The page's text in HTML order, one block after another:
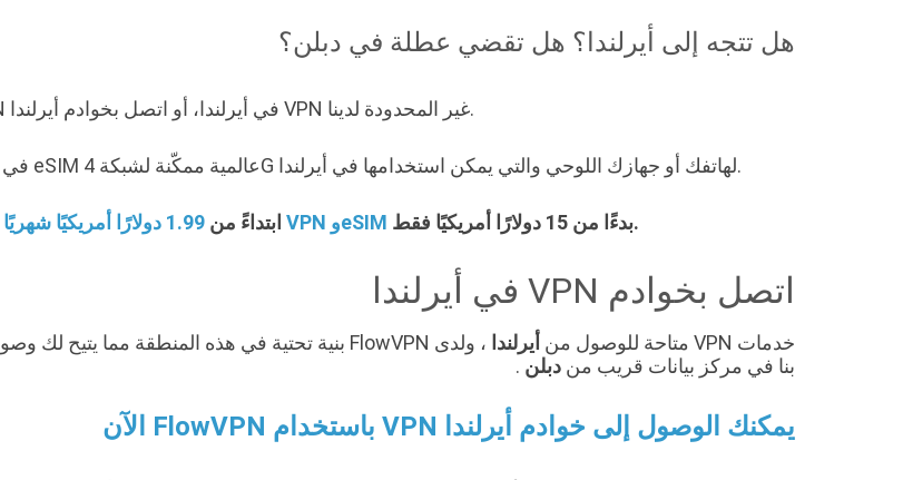
هل تتجه إلى أيرلندا؟ هل تقضي عطلة في دبلن؟
اتصل بالإنترنت باستخدام شريحة eSIM العالمية من FlowVPN في أيرلندا، أو اتصل بخوادم أيرلندا VPN غير المحدودة لدينا.
يمتلك FlowVPN خوادم VPN في أكثر من 70 دولة، ويقدم شريحة eSIM عالمية ممكّنة لشبكة 4G لهاتفك أو جهازك اللوحي والتي يمكن استخدامها في أيرلندا.
سجل الآن واحصل على إمكانية الوصول إلى VPN ابتداءً من 1.99 دولارًا أمريكيًا شهريًا خدمات VPN وeSIM بدءًا من 15 دولارًا أمريكيًا فقط.
اتصل بخوادم VPN في أيرلندا
خدمات VPN متاحة للوصول من أيرلندا
بنا في مركز بيانات قريب من دبلن .
يمكنك الوصول إلى خوادم أيرلندا VPN باستخدام FlowVPN الآن